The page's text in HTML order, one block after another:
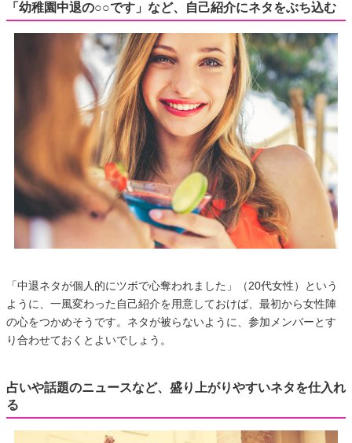
「幼稚園中退の○○です」など、自己紹介にネタをぶち込む
「中退ネタが個人的にツボで心奪われました」（20代女性）という
ように、一風変わった自己紹介を用意しておけば、最初から女性陣
の心をつかめそうです。ネタが被らないように、参加メンバーとす
り合わせておくとよいでしょう。
占いや話題のニュースなど、盛り上がりやすいネタを仕入れ
る